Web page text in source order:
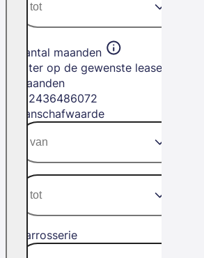
Aantal maanden
Filter op de gewenste leasetermijn in
maanden
2436486072
Aanschafwaarde
Carrosserie